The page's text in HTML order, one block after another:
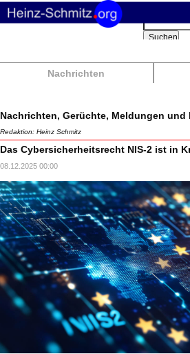
Nachrichten
Suchbegriffe
Suchen
Nachrichten, Gerüchte, Meldungen und
Redaktion: Heinz Schmitz
Das Cybersicherheitsrecht NIS-2 ist in
08.12.2025 00:00